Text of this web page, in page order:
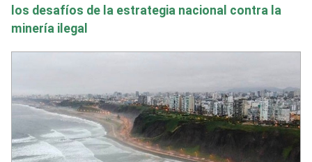
los desafíos de la estrategia nacional contra la
minería ilegal